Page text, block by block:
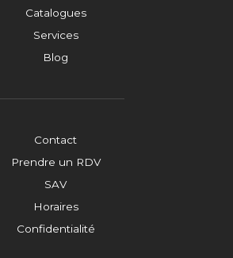
Catalogues
Services
Blog
Contact
Prendre un RDV
SAV
Horaires
Confidentialité